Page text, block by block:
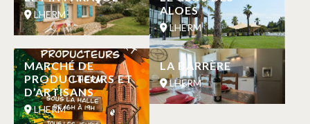
LHERM
ALOES
LHERM
MARCHÉ DE
PRODUCTEURS ET
D’ARTISANS
LHERM
LA BARRÈRE
LHERM